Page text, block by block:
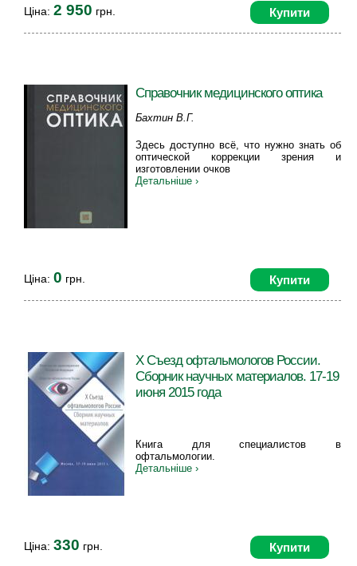
Купити
Ціна: 2 950 грн.
Справочник медицинского оптика
Бахтин В.Г.
Здесь доступно всё, что нужно знать об
оптической коррекции зрения и
изготовлении очков
Детальніше ›
Купити
Ціна: 0 грн.
X Съезд офтальмологов России.
Сборник научных материалов. 17-19
июня 2015 года
Книга для специалистов в
офтальмологии.
Детальніше ›
Купити
Ціна: 330 грн.